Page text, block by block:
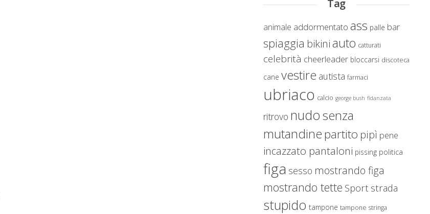
Tag
animale addormentato ass palle bar
spiaggia bikiniauto catturati
celebrità cheerleader bloccarsi discoteca
cane vestire autista farmaci
ubriaco calcio george bush fidanzata
ritrovo nudosenza
mutandinepartito pipì pene
incazzato pantaloni pissing politica
figa sesso mostrando figa
mostrando tette Sport strada
stupido tampone tampone stringa